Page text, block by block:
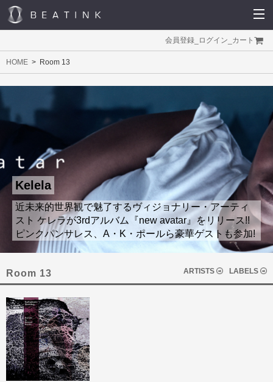
会員登録 ログイン カート
HOME Room 13
Kelela
近未来的世界観で魅了するヴィジョナリー・アーティ
スト ケレラが3rdアルバム『new avatar』をリリース!!
ピンクパンサレス、A・K・ポールら豪華ゲストも参加!
Room 13 ARTISTS LABELS